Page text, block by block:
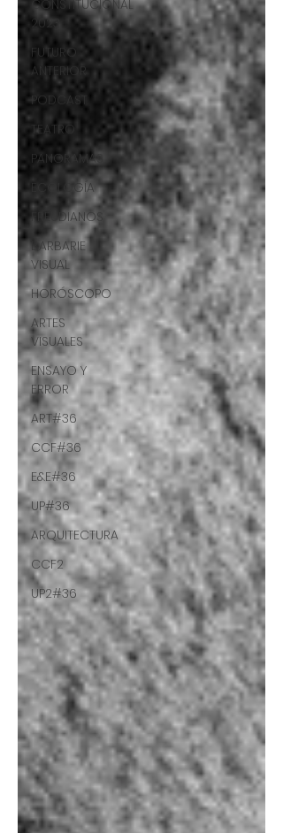
CONSTITUCIONAL
2023
FUTURO
ANTERIOR
PODCAST
TEATRO
PANORAMAS
ECOLOGÍA
FREUDIANOS
BARBARIE
VISUAL
HORÓSCOPO
ARTES
VISUALES
ENSAYO Y
ERROR
ART#36
CCF#36
E&E#36
UP#36
ARQUITECTURA
CCF2
UP2#36